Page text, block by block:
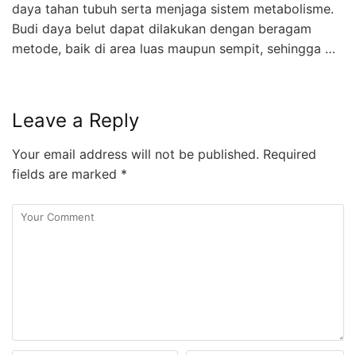
daya tahan tubuh serta menjaga sistem metabolisme.
Budi daya belut dapat dilakukan dengan beragam
metode, baik di area luas maupun sempit, sehingga …
Leave a Reply
Your email address will not be published. Required
fields are marked *